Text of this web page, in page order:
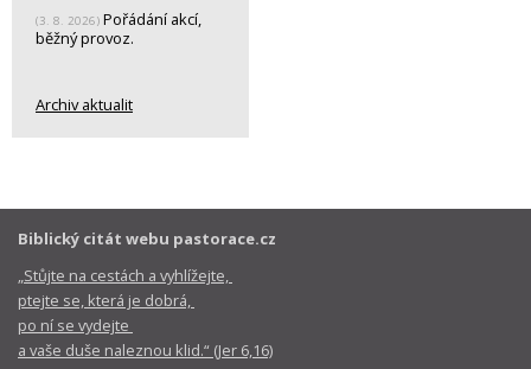
(3. 8. 2026) Pořádání akcí,
běžný provoz.
Archiv aktualit
Biblický citát webu pastorace.cz
„Stůjte na cestách a vyhlížejte,
ptejte se, která je dobrá,
po ní se vydejte
a vaše duše naleznou klid.“ (Jer 6,16)